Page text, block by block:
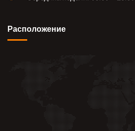
Pасположение